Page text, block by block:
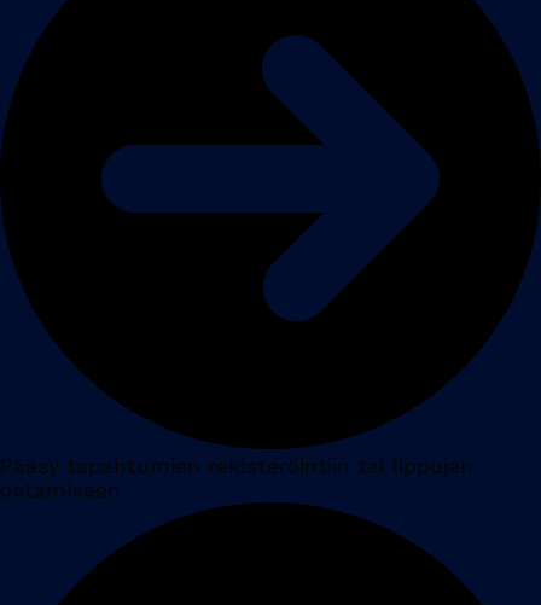
Pääsy tapahtumien rekisteröintiin tai lippujen
ostamiseen